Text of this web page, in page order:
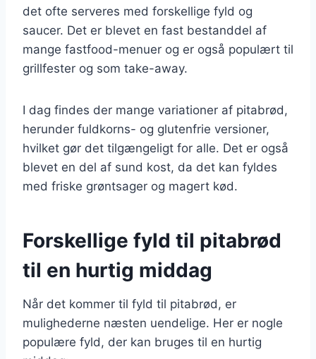
det ofte serveres med forskellige fyld og
saucer. Det er blevet en fast bestanddel af
mange fastfood-menuer og er også populært til
grillfester og som take-away.
I dag findes der mange variationer af pitabrød,
herunder fuldkorns- og glutenfrie versioner,
hvilket gør det tilgængeligt for alle. Det er også
blevet en del af sund kost, da det kan fyldes
med friske grøntsager og magert kød.
Forskellige fyld til pitabrød
til en hurtig middag
Når det kommer til fyld til pitabrød, er
mulighederne næsten uendelige. Her er nogle
populære fyld, der kan bruges til en hurtig